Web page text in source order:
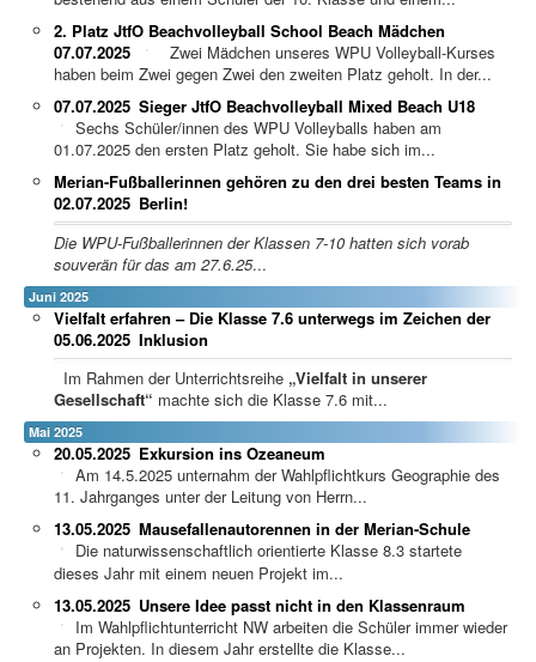
2. Platz JtfO Beachvolleyball School Beach Mädchen
07.07.2025
Zwei Mädchen unseres WPU Volleyball-Kurses
haben beim Zwei gegen Zwei den zweiten Platz geholt. In der...
Sieger JtfO Beachvolleyball Mixed Beach U18
07.07.2025
Sechs Schüler/innen des WPU Volleyballs haben am
01.07.2025 den ersten Platz geholt. Sie habe sich im...
Merian-Fußballerinnen gehören zu den drei besten Teams in
Berlin!
02.07.2025
Die WPU-Fußballerinnen der Klassen 7-10 hatten sich vorab
souverän für das am 27.6.25...
Juni 2025
Vielfalt erfahren – Die Klasse 7.6 unterwegs im Zeichen der
Inklusion
05.06.2025
Im Rahmen der Unterrichtsreihe „Vielfalt in unserer
Gesellschaft“ machte sich die Klasse 7.6 mit...
Mai 2025
Exkursion ins Ozeaneum
20.05.2025
Am 14.5.2025 unternahm der Wahlpflichtkurs Geographie des
11. Jahrganges unter der Leitung von Herrn...
Mausefallenautorennen in der Merian-Schule
13.05.2025
Die naturwissenschaftlich orientierte Klasse 8.3 startete
dieses Jahr mit einem neuen Projekt im...
Unsere Idee passt nicht in den Klassenraum
13.05.2025
Im Wahlpflichtunterricht NW arbeiten die Schüler immer wieder
an Projekten. In diesem Jahr erstellte die Klasse...